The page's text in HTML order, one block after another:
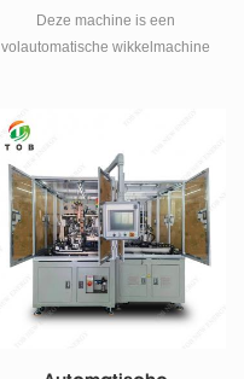
Deze machine is een
volautomatische wikkelmachine
Battery en pouch-cellen.